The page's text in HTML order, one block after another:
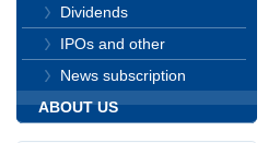
Dividends
IPOs and other
News subscription
ABOUT US